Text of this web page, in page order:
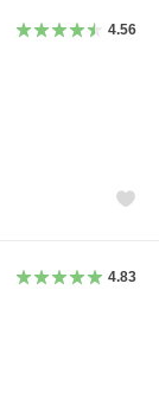
4.56
4.83